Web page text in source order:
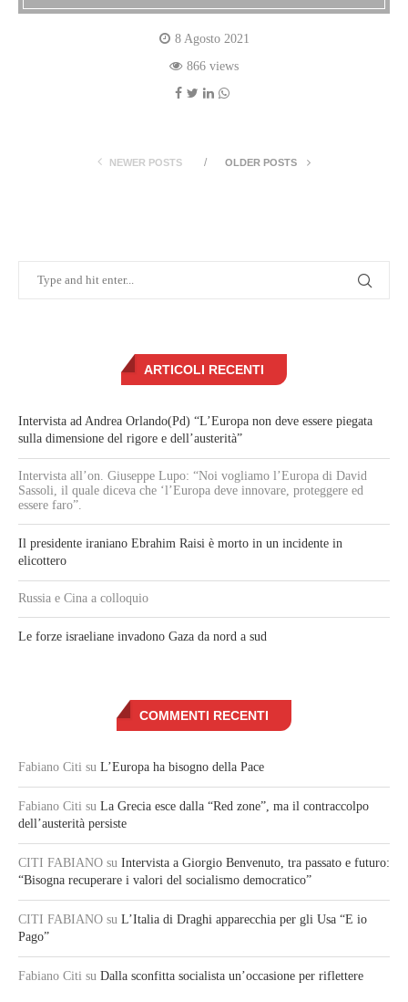
8 Agosto 2021
866 views
NEWER POSTS OLDER POSTS
ARTICOLI RECENTI
Intervista ad Andrea Orlando(Pd) “L’Europa non deve essere piegata
sulla dimensione del rigore e dell’austerità”
Intervista all’on. Giuseppe Lupo: “Noi vogliamo l’Europa di David
Sassoli, il quale diceva che ‘l’Europa deve innovare, proteggere ed
essere faro”.
Il presidente iraniano Ebrahim Raisi è morto in un incidente in
elicottero
Russia e Cina a colloquio
Le forze israeliane invadono Gaza da nord a sud
COMMENTI RECENTI
Fabiano Citi su L’Europa ha bisogno della Pace
Fabiano Citi su La Grecia esce dalla “Red zone”, ma il contraccolpo
dell’austerità persiste
CITI FABIANO su Intervista a Giorgio Benvenuto, tra passato e futuro:
“Bisogna recuperare i valori del socialismo democratico”
CITI FABIANO su L’Italia di Draghi apparecchia per gli Usa “E io
Pago”
Fabiano Citi su Dalla sconfitta socialista un’occasione per riflettere